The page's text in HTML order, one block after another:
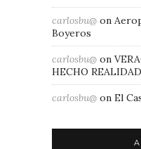
carlosbu@ on
Boyeros
carlosbu@ on
HECHO REALIDAD
carlosbu@ on El